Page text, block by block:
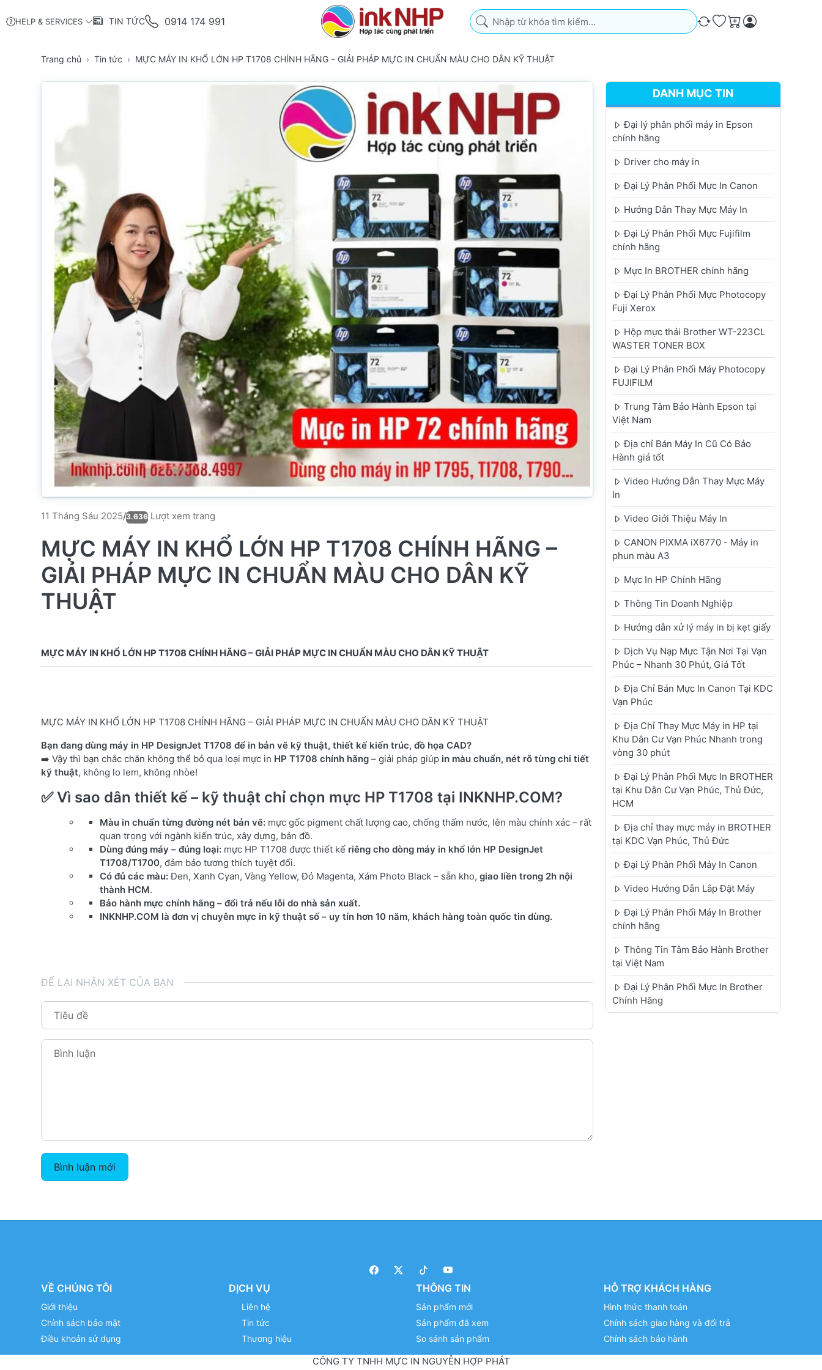
HELP & SERVICES TIN TỨC 0914 174 991
Nhập từ khóa tìm kiếm. Kết quả sẽ tự động xuất hiện khi bạn nhập. Nhấn phím
So sánh
Ưa thích
Giỏ hàng
Trang chủ Tin tức MỰC MÁY IN KHỔ LỚN HP T1708 CHÍNH HÃNG – GIẢI PHÁP MỰC IN CHUẨN MÀU CHO DÂN KỸ THUẬT
11 Tháng Sáu 2025/3.636 Lượt xem trang
MỰC MÁY IN KHỔ LỚN HP T1708 CHÍNH HÃNG –
GIẢI PHÁP MỰC IN CHUẨN MÀU CHO DÂN KỸ
THUẬT
MỰC MÁY IN KHỔ LỚN HP T1708 CHÍNH HÃNG – GIẢI PHÁP MỰC IN CHUẨN MÀU CHO DÂN KỸ THUẬT
Bạn đang dùng máy in HP DesignJet T1708 để in bản vẽ kỹ thuật, thiết kế kiến trúc, đồ họa CAD?
➡️ Vậy thì bạn chắc chắn không thể bỏ qua loại mực in HP T1708 chính hãng – giải pháp giúp in màu chuẩn, nét rõ từng chi tiết
kỹ thuật, không lo lem, không nhòe!
✅Vì sao dân thiết kế – kỹ thuật chỉ chọn mực HP T1708 tại INKNHP.COM?
Màu in chuẩn từng đường nét bản vẽ: mực gốc pigment chất lượng cao, chống thấm nước, lên màu chính xác – rất
quan trọng với ngành kiến trúc, xây dựng, bản đồ.
Dùng đúng máy – đúng loại: mực HP T1708 được thiết kế riêng cho dòng máy in khổ lớn HP DesignJet
T1708/T1700, đảm bảo tương thích tuyệt đối.
Có đủ các màu:Đen, Xanh Cyan, Vàng Yellow, Đỏ Magenta, Xám Photo Black – sẵn kho, giao liền trong 2h nội
thành HCM.
Bảo hành mực chính hãng – đổi trả nếu lỗi do nhà sản xuất.
INKNHP.COM là đơn vị chuyên mực in kỹ thuật số – uy tín hơn 10 năm, khách hàng toàn quốc tin dùng.
ĐỂ LẠI NHẬN XÉT CỦA BẠN
Bình luận mới
DANH MỤC TIN
Đại lý phân phối máy in Epson
chính hãng
Driver cho máy in
Đại Lý Phân Phối Mực In Canon
Hướng Dẫn Thay Mực Máy In
Đại Lý Phân Phối Mực Fujifilm
chính hãng
Mực In BROTHER chính hãng
Đại Lý Phân Phối Mực Photocopy
Fuji Xerox
Hộp mực thải Brother WT-223CL
WASTER TONER BOX
Đại Lý Phân Phối Máy Photocopy
FUJIFILM
Trung Tâm Bảo Hành Epson tại
Việt Nam
Địa chỉ Bán Máy In Cũ Có Bảo
Hành giá tốt
Video Hướng Dẫn Thay Mực Máy
In
Video Giới Thiệu Máy In
CANON PIXMA iX6770 - Máy in
phun màu A3
Mực In HP Chính Hãng
Thông Tin Doanh Nghiệp
Hướng dẫn xử lý máy in bị kẹt giấy
Dịch Vụ Nạp Mực Tận Nơi Tại Vạn
Phúc – Nhanh 30 Phút, Giá Tốt
Địa Chỉ Bán Mực In Canon Tại KDC
Vạn Phúc
Địa Chỉ Thay Mực Máy in HP tại
Khu Dân Cư Vạn Phúc Nhanh trong
vòng 30 phút
Đại Lý Phân Phối Mực In BROTHER
tại Khu Dân Cư Vạn Phúc, Thủ Đức,
HCM
Địa chỉ thay mực máy in BROTHER
tại KDC Vạn Phúc, Thủ Đức
Đại Lý Phân Phối Máy In Canon
Video Hướng Dẫn Lắp Đặt Máy
Đại Lý Phân Phối Máy In Brother
chính hãng
Thông Tin Tâm Bảo Hành Brother
tại Việt Nam
Đại Lý Phân Phối Mực In Brother
Chính Hãng
VỀ CHÚNG TÔI
Giới thiệu
Chính sách bảo mật
Điều khoản sử dụng
DỊCH VỤ
Liên hệ
Tin tức
Thương hiệu
THÔNG TIN
Sản phẩm mới
Sản phẩm đã xem
So sánh sản phẩm
HỖ TRỢ KHÁCH HÀNG
Hình thức thanh toán
Chính sách giao hàng và đổi trả
Chính sách bảo hành
CÔNG TY TNHH MỰC IN NGUYỄN HỢP PHÁT